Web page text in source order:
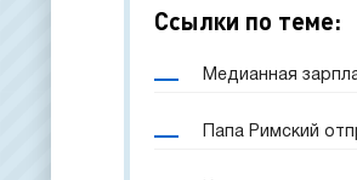
Ссылки по теме:
Медианная
Папа Римский